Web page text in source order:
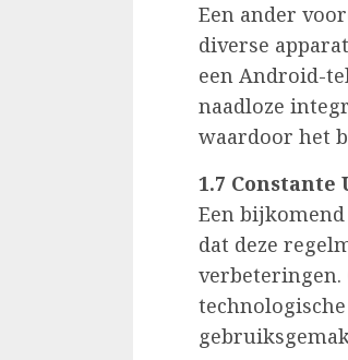
Een ander
diverse
een Android-
naadloze
waardoor het
1.7
Een
dat deze